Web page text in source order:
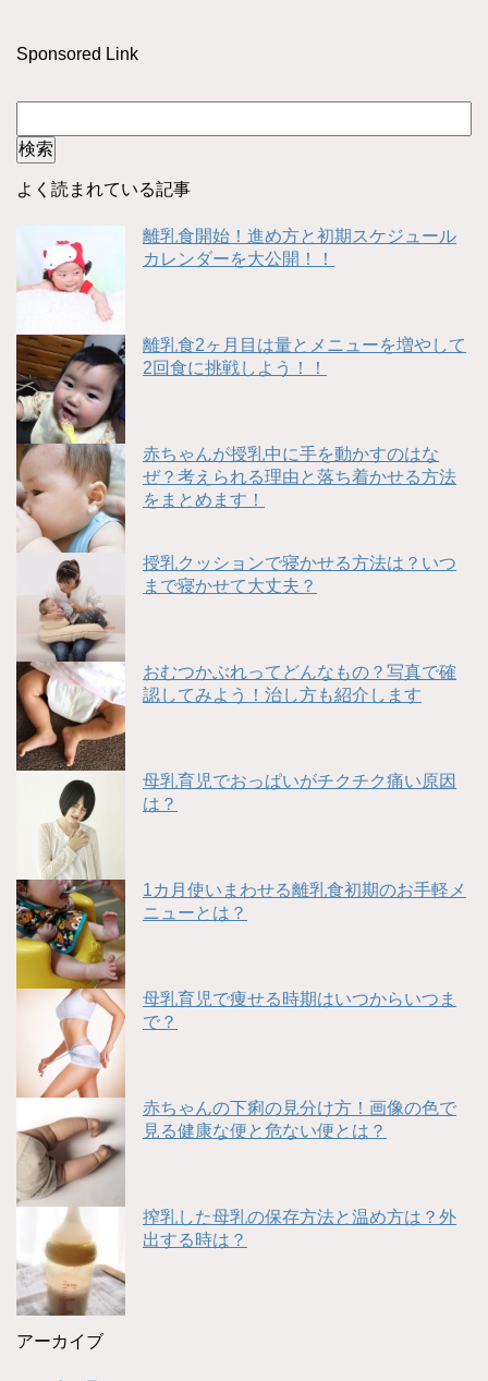
Sponsored Link
よく読まれている記事
離乳食開始！進め方と初期スケジュール
カレンダーを大公開！！
離乳食2ヶ月目は量とメニューを増やして
2回食に挑戦しよう！！
赤ちゃんが授乳中に手を動かすのはな
ぜ？考えられる理由と落ち着かせる方法
をまとめます！
授乳クッションで寝かせる方法は？いつ
まで寝かせて大丈夫？
おむつかぶれってどんなもの？写真で確
認してみよう！治し方も紹介します
母乳育児でおっぱいがチクチク痛い原因
は？
1カ月使いまわせる離乳食初期のお手軽メ
ニューとは？
母乳育児で痩せる時期はいつからいつま
で？
赤ちゃんの下痢の見分け方！画像の色で
見る健康な便と危ない便とは？
搾乳した母乳の保存方法と温め方は？外
出する時は？
アーカイブ